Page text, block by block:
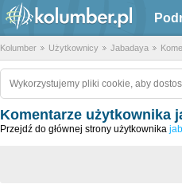
Kolumber Użytkownicy Jabadaya
Wykorzystujemy pliki cookie, aby
Komentarze użytkownika
Przejdź do głównej strony użytkownika